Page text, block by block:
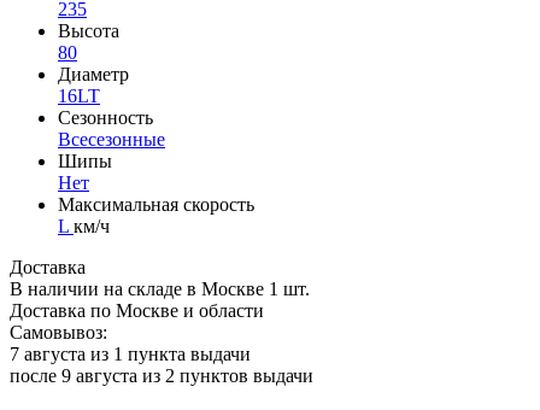
235
Высота
80
Диаметр
16LT
Сезонность
Всесезонные
Шипы
Нет
Максимальная скорость
L км/ч
Доставка
В наличии на складе в Москве 1 шт.
Доставка по Москве и области
Самовывоз:
7 августа из 1 пункта выдачи
после 9 августа из 2 пунктов выдачи